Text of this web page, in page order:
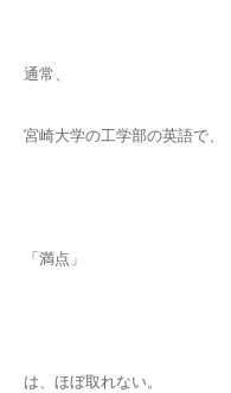
通常、
宮崎大学の工学部の英語で、
「満点」
は、ほぼ取れない。